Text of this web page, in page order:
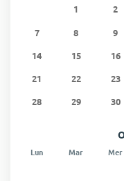
• Deux lits simples,
• Salle de bain 2
toilettes, bidet.
• Accès direct au
SALLE DE BAIN DE
PISCINE EXTÉRIEURE
• Adultes - 13m x
1 2
7
8 9
14
15 16
21
22 23
28
29 30
Lun Mar Mer